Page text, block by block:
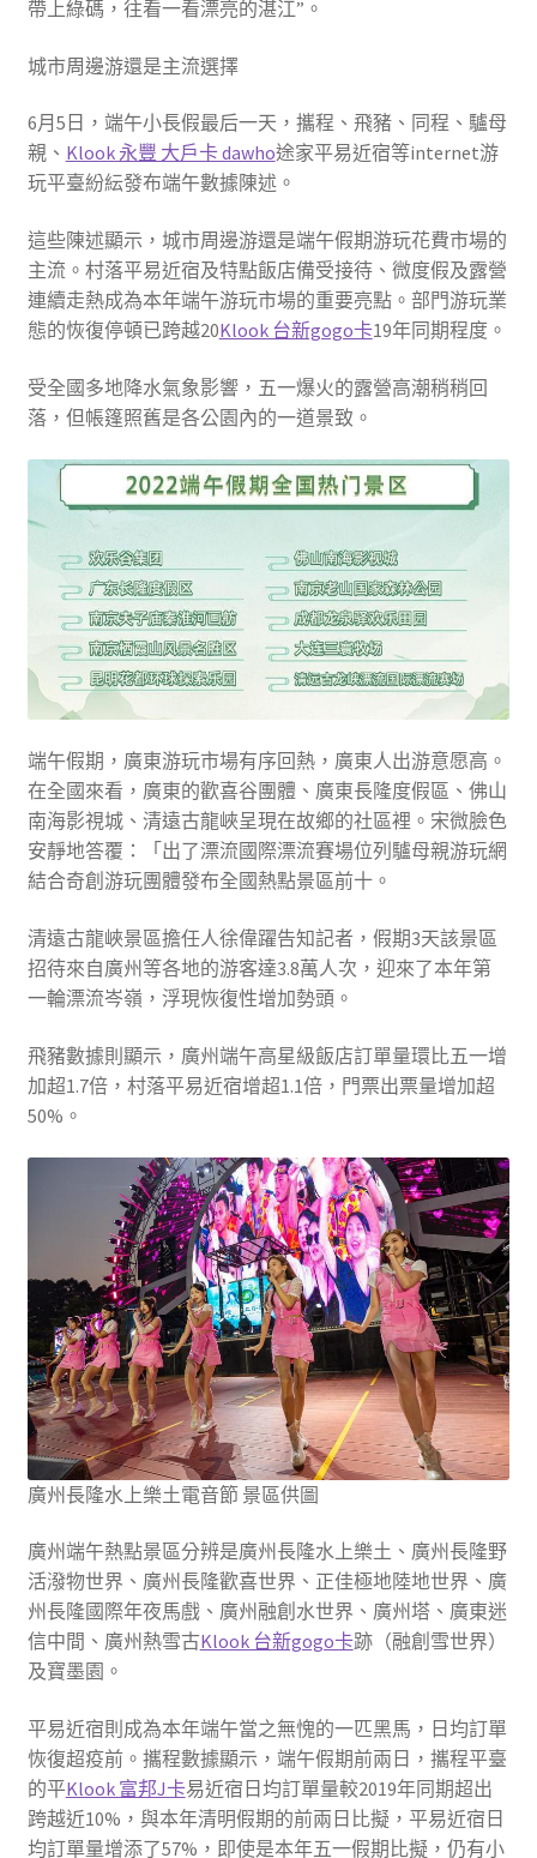
帶上綠碼，往看一看漂亮的湛江”。
城市周邊游還是主流選擇
6月5日，端午小長假最后一天，攜程、飛豬、同程、驢母
親、 Klook 永豐 大戶卡 dawho途家平易近宿等internet游
玩平臺紛紜發布端午數據陳述。
這些陳述顯示，城市周邊游還是端午假期游玩花費市場的
主流。村落平易近宿及特點飯店備受接待、微度假及露營
連續走熱成為本年端午游玩市場的重要亮點。部門游玩業
態的恢復停頓已跨越20Klook 台新gogo卡19年同期程度。
受全國多地降水氣象影響，五一爆火的露營高潮稍稍回
落，但帳篷照舊是各公園內的一道景致。
端午假期，廣東游玩市場有序回熱，廣東人出游意愿高。
在全國來看，廣東的歡喜谷團體、廣東長隆度假區、佛山
南海影視城、清遠古龍峽呈現在故鄉的社區裡。宋微臉色
安靜地答覆：「出了漂流國際漂流賽場位列驢母親游玩網
結合奇創游玩團體發布全國熱點景區前十。
清遠古龍峽景區擔任人徐偉躍告知記者，假期3天該景區
招待來自廣州等各地的游客達3.8萬人次，迎來了本年第
一輪漂流岑嶺，浮現恢復性增加勢頭。
飛豬數據則顯示，廣州端午高星級飯店訂單量環比五一增
加超1.7倍，村落平易近宿增超1.1倍，門票出票量增加超
50%。
廣州長隆水上樂土電音節 景區供圖
廣州端午熱點景區分辨是廣州長隆水上樂土、廣州長隆野
活潑物世界、廣州長隆歡喜世界、正佳極地陸地世界、廣
州長隆國際年夜馬戲、廣州融創水世界、廣州塔、廣東迷
信中間、廣州熱雪古Klook 台新gogo卡跡（融創雪世界）
及寶墨園。
平易近宿則成為本年端午當之無愧的一匹黑馬，日均訂單
恢復超疫前。攜程數據顯示，端午假期前兩日，攜程平臺
的平Klook 富邦J卡易近宿日均訂單量較2019年同期超出
跨越近10%，與本年清明假期的前兩日比擬，平易近宿日
均訂單量增添了57%，即使是本年五一假期比擬，仍有小